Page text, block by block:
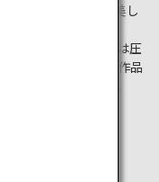
にわたり連なる美し
の紅葉、冬の氷柱は圧
氷で作られた芸術作品
うことができます。